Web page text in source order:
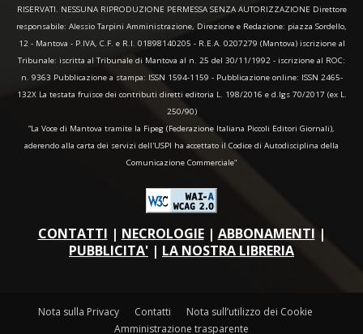
RISERVATI. NESSUNA RIPRODUZIONE PERMESSA SENZA AUTORIZZAZIONE Direttore
responsabile: Alessio Tarpini Amministrazione, Direzione e Redazione: piazza Sordello,
12 - Mantova - P.IVA, C.F. e R.I. 01898140205 - R.E.A. 0207279 (Mantova) iscrizione al
Tribunale: iscritta al Tribunale di Mantova al n. 25 del 30/11/1992 - iscrizione al ROC:
n. 9363 Pubblicazione a stampa: ISSN 1594-1159 - Pubblicazione online: ISSN 2465-
132X La testata fruisce dei contributi diretti editoria L. 198/2016 e d.lgs 70/2017 (ex L.
250/90)
“La Voce di Mantova tramite la Fipeg (Federazione Italiana Piccoli Editori Giornali),
aderendo alla carta dei servizi dell'USPI ha accettato il Codice di Autodisciplina della
Comunicazione Commerciale"
CONTATTI | NECROLOGIE| ABBONAMENTI |
PUBBLICITA' | LA NOSTRA LIBRERIA
Nota sulla Privacy Contatti
Nota sull’utilizzo dei Cookie
Amministrazione trasparente